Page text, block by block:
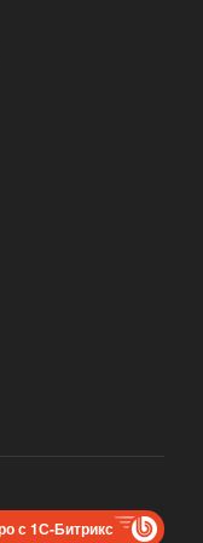
с 1С-Битрикс